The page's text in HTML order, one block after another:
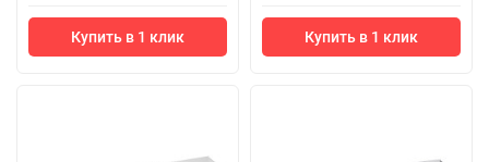
Купить в 1 клик Купить в 1 клик